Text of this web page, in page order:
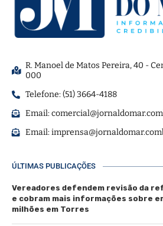
R. Manoel de Matos Pereira, 40 -
000
Telefone: (51) 3664-4188
Email:
Email:
ÚLTIMAS PUBLICAÇÕES
Vereadores defendem revisão da
e cobram mais informações sobre
milhões em Torres